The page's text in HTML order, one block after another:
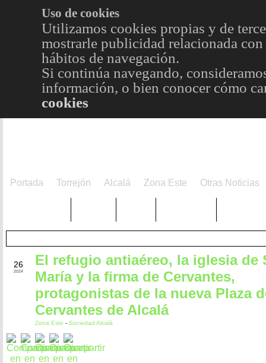
Uso de cookies
Utilizamos cookies propias y de
mostrarle publicidad relacionada
hábitos de navegación.
Si continúa navegando,
información, o bien conocer cómo
cookies
Portada Torrejón Alcalá Zona Este Otras Noticias
26
2024
El refugio antiaéreo, la iglesia de
María y la firma de Cervantes,
protagonistas de la nueva Plaza
Cervantes de Alcalá
Zona Este - Sociedad Alcalá